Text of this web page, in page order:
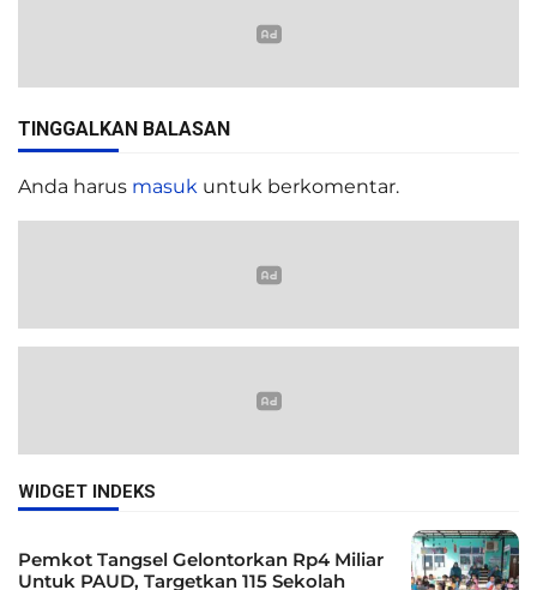
TINGGALKAN BALASAN
Anda harus masuk untuk berkomentar.
WIDGET INDEKS
Pemkot Tangsel Gelontorkan Rp4 Miliar
Untuk PAUD, Targetkan 115 Sekolah